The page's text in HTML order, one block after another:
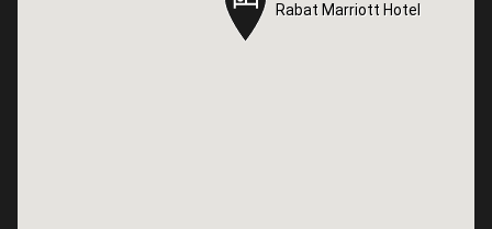
Rabat Marriott Hotel
Rabat Marriott Hotel